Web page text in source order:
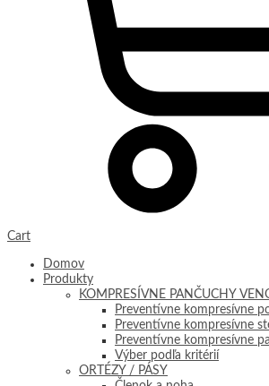
Cart
Domov
Produkty
KOMPRESÍVNE PANČUCHY
Preventívne kompresívne
Preventívne kompresívne
Preventívne kompresívne
Výber podľa kritérií
ORTÉZY / PÁSY